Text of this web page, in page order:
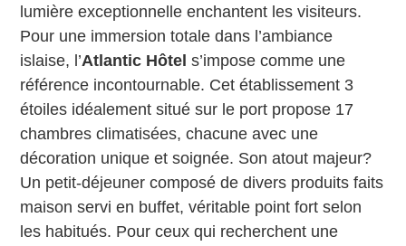
lumière exceptionnelle enchantent les visiteurs.
Pour une immersion totale dans l’ambiance
islaise, l’Atlantic Hôtel s’impose comme une
référence incontournable. Cet établissement 3
étoiles idéalement situé sur le port propose 17
chambres climatisées, chacune avec une
décoration unique et soignée. Son atout majeur?
Un petit-déjeuner composé de divers produits faits
maison servi en buffet, véritable point fort selon
les habitués. Pour ceux qui recherchent une